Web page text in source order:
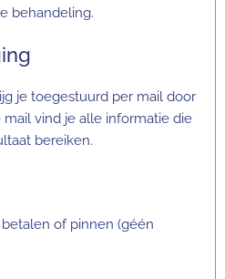
behandeling.
je toegestuurd per mail door
mail vind je alle informatie die
bereiken.
of pinnen (géén